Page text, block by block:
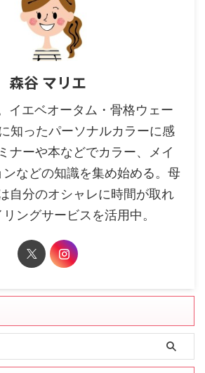
森谷 マリエ
イエベオータム・骨格ウェー
知ったパーソナルカラーに感
ナーや本などでカラー、メイ
ンなどの知識を集め始める。母
自分のオシャレに時間が取れ
ングサービスを活用中。